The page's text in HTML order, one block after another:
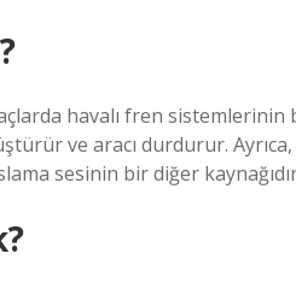
havalı fren sistemlerinin
ve aracı durdurur.
sesinin bir diğer